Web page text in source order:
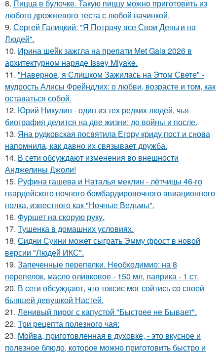
8. Пицца в булочке. Такую пиццу можно приготовить из
любого дрожжевого теста с любой начинкой.
9. Сергей Галицкий: "Я Потрачу все Свои Деньги на
Людей".
10. Ирина шейк зажгла на препати Met Gala 2026 в
архитектурном наряде Issey Miyake.
11. "Наверное, я Слишком Зажилась на Этом Свете" -
мудрость Алисы Фрейндлих: о любви, возрасте и том, как
оставаться собой.
12. Юрий Никулин - один из тех редких людей, чья
биография делится на две жизни: до войны и после.
13. Яна рудковская посвятила Егору криду пост и снова
напомнила, как давно их связывает дружба.
14. В сети обсуждают изменения во внешности
Анджелины Джоли!
15. Руфина гашева и Наталья меклин - лётчицы 46-го
гвардейского ночного бомбардировочного авиационного
полка, известного как "Ночные Ведьмы".
16. Фуршет на скорую руку.
17. Тушенка в домашних условиях.
18. Сидни Суини может сыграть Эмму фрост в новой
версии "Людей ИКС".
19. Запеченные перепелки. Необходимио: на 8
перепелок, масло оливковое - 150 мл, паприка - 1 ст.
20. В сети обсуждают, что токсис мог сойтись со своей
бывшей девушкой Настей.
21. Ленивый пирог с капустой "Быстрее не Бывает".
22. Три рецепта полезного чая:
23. Мойва, пpиготовленная в духовке, - это вкусное и
полезное блюдо, которое можно приготовить быстро и